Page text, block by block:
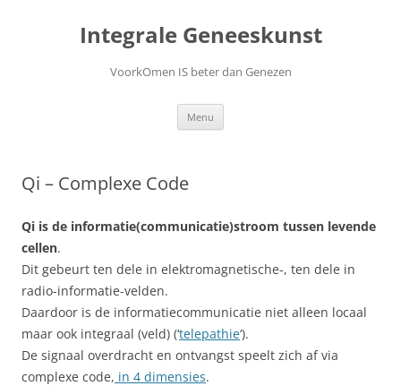
Integrale Geneeskunst
VoorkOmen IS beter dan Genezen
Menu
Qi – Complexe Code
Qi is de informatie(communicatie)stroom tussen levende
cellen.
Dit gebeurt ten dele in elektromagnetische-, ten dele in
radio-informatie-velden.
Daardoor is de informatiecommunicatie niet alleen locaal
maar ook integraal (veld) (‘telepathie‘).
De signaal overdracht en ontvangst speelt zich af via
complexe code, in 4 dimensies.